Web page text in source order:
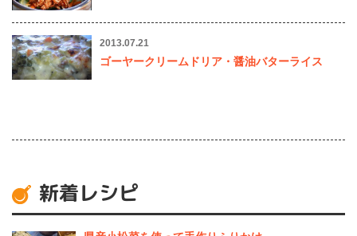
2013.07.21
ゴーヤークリームドリア・醤油バターライス
新着レシピ